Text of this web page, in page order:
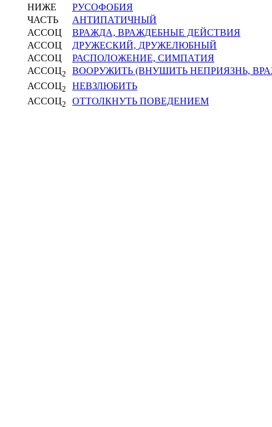
НИЖЕ
РУСОФОБИЯ
ЧАСТЬ
АНТИПАТИЧНЫЙ
АССОЦ
ВРАЖДА, ВРАЖДЕБНЫЕ ДЕЙСТВИЯ
АССОЦ
ДРУЖЕСКИЙ, ДРУЖЕЛЮБНЫЙ
АССОЦ
РАСПОЛОЖЕНИЕ, СИМПАТИЯ
АССОЦ2
ВООРУЖИТЬ (ВНУШИТЬ НЕПРИЯЗНЬ,
АССОЦ2
НЕВЗЛЮБИТЬ
АССОЦ2 ОТТОЛКНУТЬ ПОВЕДЕНИЕМ